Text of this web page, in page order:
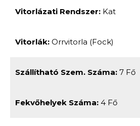
Vitorlázati Rendszer: Kat
Vitorlák: Orrvitorla (fock)
Szállítható Szem. Száma: 7 Fő
Fekvőhelyek Száma: 4 Fő